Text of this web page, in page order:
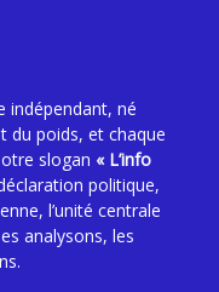
indépendant, né
du poids, et chaque
slogan « L’info
politique,
l’unité centrale
analysons, les